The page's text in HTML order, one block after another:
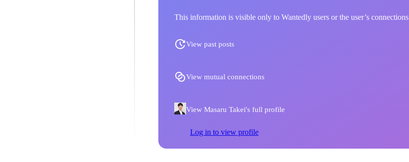
This information is visible only to Wantedly users or the user’s connections
View past posts
View mutual connections
View Masaru Takei's full profile
Log in to view profile